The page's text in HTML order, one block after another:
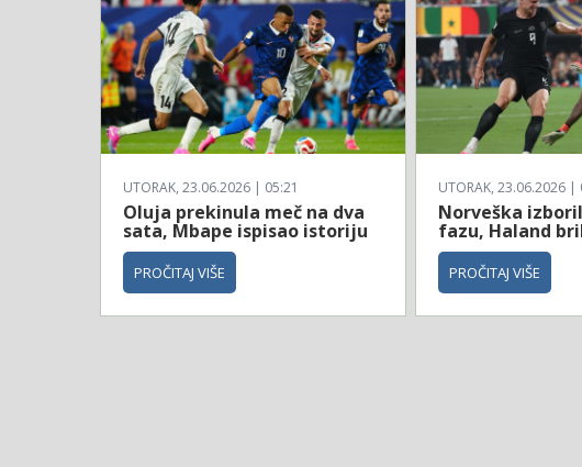
UTORAK, 23.06.2026 | 05:21
Oluja prekinula meč na dva
sata, Mbape ispisao istoriju
PROČITAJ VIŠE
UTORAK, 23.06.2026 |
Norveška
fazu, Haland
PROČITAJ VIŠE